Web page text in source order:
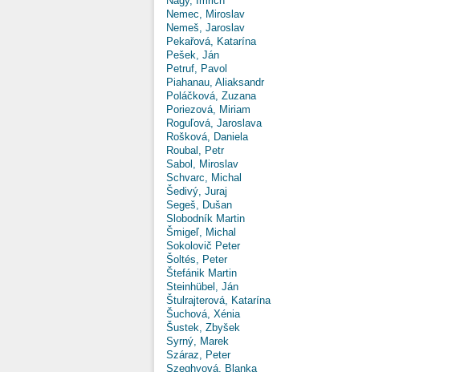
Nemec, Miroslav
Nemeš, Jaroslav
Pekařová, Katarína
Pešek, Ján
Petruf, Pavol
Piahanau, Aliaksandr
Poláčková, Zuzana
Poriezová, Miriam
Roguľová, Jaroslava
Rošková, Daniela
Roubal, Petr
Sabol, Miroslav
Schvarc, Michal
Šedivý, Juraj
Segeš, Dušan
Slobodník Martin
Šmigeľ, Michal
Sokolovič Peter
Šoltés, Peter
Štefánik Martin
Steinhübel, Ján
Štulrajterová, Katarína
Šuchová, Xénia
Šustek, Zbyšek
Syrný, Marek
Száraz, Peter
Szeghyová, Blanka